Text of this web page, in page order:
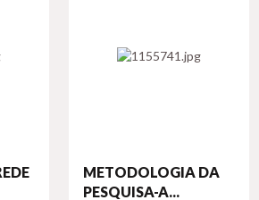
METODOLOGIA DA
PESQUISA-A...